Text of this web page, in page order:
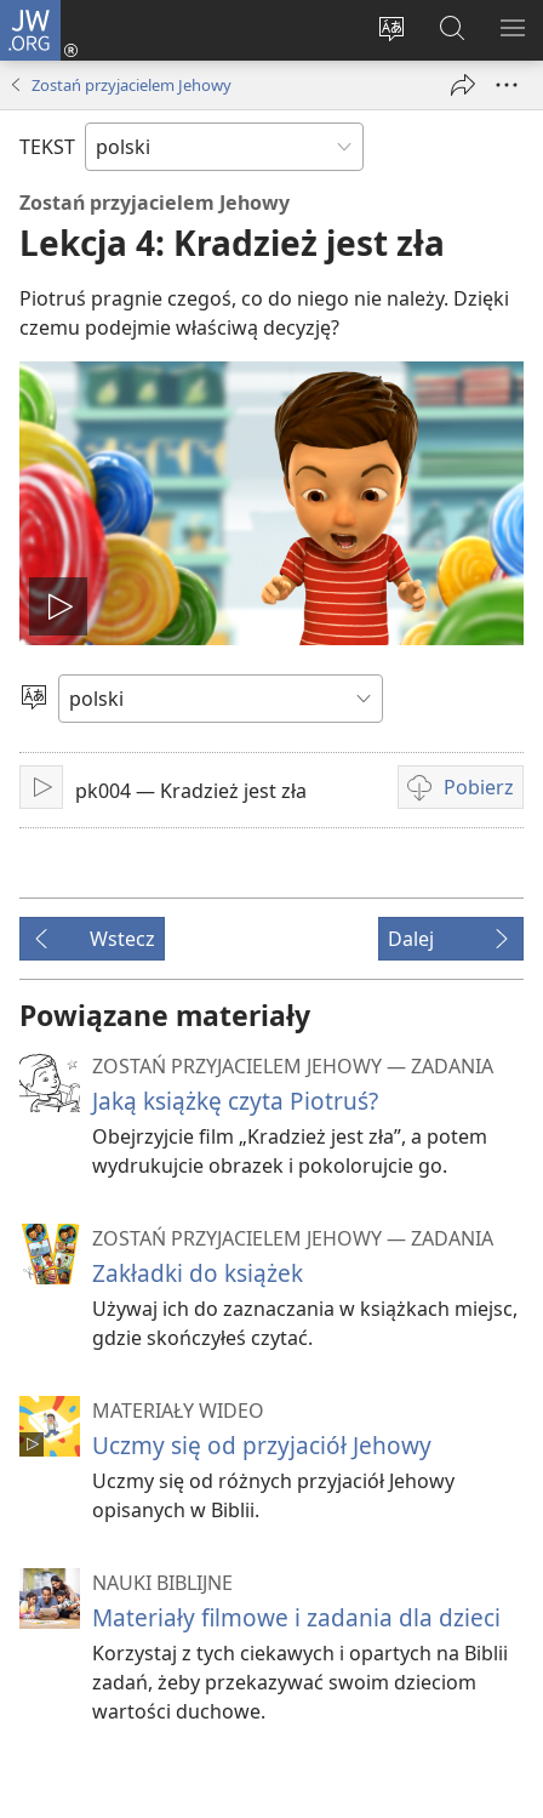
JW.ORG
Wybór
Logowanie
(opens
Szukaj
na
JW.ORG
Zostań przyjacielem Jehowy
TEKST
Zostań przyjacielem Jehowy
Lekcja 4: Kradzież jest zła
Piotruś pragnie czegoś, co do niego nie należy. Dzięki
czemu podejmie właściwą decyzję?
Odtwórz
wideo
Wybierz
język
Odtwarzaj
pk004 — Kradzież jest zła Pobierz
Opcje
pobierania
Wstecz Dalej
Powiązane materiały
ZOSTAŃ PRZYJACIELEM JEHOWY — ZADANIA
Jaką książkę czyta Piotruś?
Obejrzyjcie film „Kradzież jest zła”, a potem
wydrukujcie obrazek i pokolorujcie go.
ZOSTAŃ PRZYJACIELEM JEHOWY — ZADANIA
Zakładki do książek
Używaj ich do zaznaczania w książkach miejsc,
gdzie skończyłeś czytać.
MATERIAŁY WIDEO
Uczmy się od przyjaciół Jehowy
Uczmy się od różnych przyjaciół Jehowy
opisanych w Biblii.
NAUKI BIBLIJNE
Materiały filmowe i zadania dla dzieci
Korzystaj z tych ciekawych i opartych na Biblii
zadań, żeby przekazywać swoim dzieciom
wartości duchowe.